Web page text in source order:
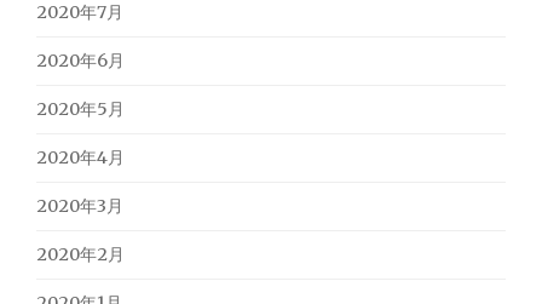
2020年7月
2020年6月
2020年5月
2020年4月
2020年3月
2020年2月